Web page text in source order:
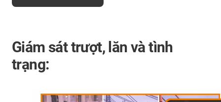
Giám sát trượt, lăn và tình
trạng: